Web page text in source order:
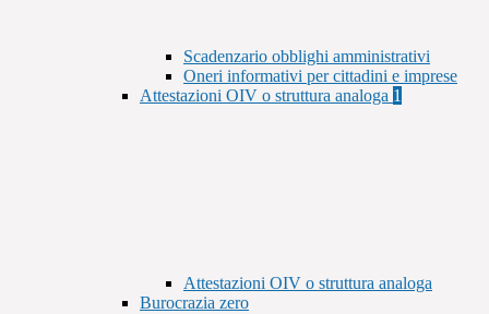
Scadenzario obblighi amministrativi
Oneri informativi per cittadini e imprese
Attestazioni OIV o struttura analoga 1
Attestazioni OIV o struttura analoga
Burocrazia zero